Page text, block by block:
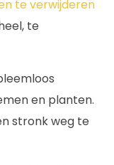
te verwijderen
te
en planten.
stronk weg te